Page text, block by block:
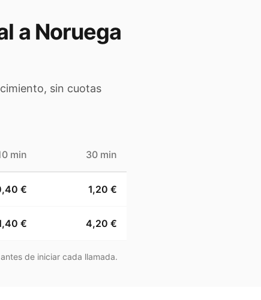
a Noruega
sin cuotas
min 30 min
€ 1,20 €
€ 4,20 €
de iniciar cada llamada.